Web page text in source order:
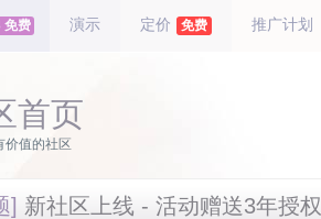
免费 演示 定价 免费 推广计划
首页
价值的社区
] 新社区上线 - 活动赠送3年授权